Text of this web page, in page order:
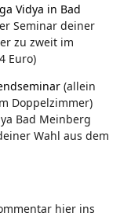
Vidya in Bad
Seminar deiner
zu zweit im
Euro)
(allein
Doppelzimmer)
Bad Meinberg
Wahl aus dem
hier ins